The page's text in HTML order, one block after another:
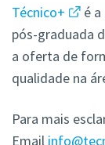
Técnico+ é a
pós-graduada
a oferta de
qualidade na
Para mais
Email